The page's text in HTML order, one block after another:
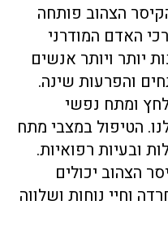
הצהוב פותחה
האדם המודרני
יותר ויותר אנשים
והפרעות שינה.
ומתח נפשי
הטיפול במצבי מתח
ובעיות רפואיות.
הצהוב יכולים
וחיי נוחות ושלווה